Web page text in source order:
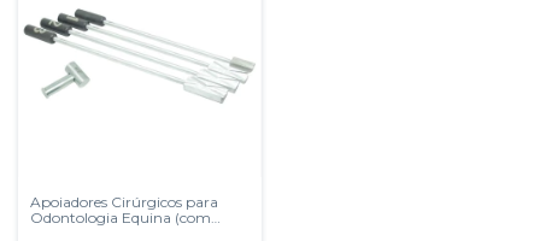
Apoiadores Cirúrgicos para
Odontologia Equina (com